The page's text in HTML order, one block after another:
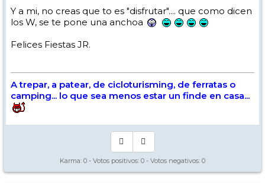
Y a mi, no creas que to es "disfrutar".... que como dicen
los W, se te pone una anchoa
Felices Fiestas JR.
A trepar, a patear, de cicloturisming, de ferratas o
camping... lo que sea menos estar un finde en casa...
Karma: 0 - Votos positivos: 0 - Votos negativos: 0